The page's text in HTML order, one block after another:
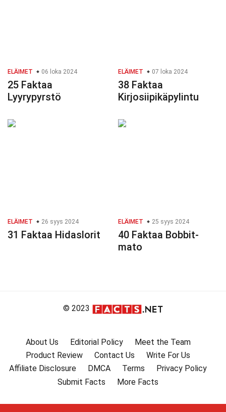
ELÄIMET 06 loka 2024
25 Faktaa
Lyyrypyrstö
ELÄIMET 07 loka 2024
38 Faktaa
Kirjosiipikäpylintu
ELÄIMET 26 syys 2024
31 Faktaa Hidaslorit
ELÄIMET 25 syys 2024
40 Faktaa Bobbit-
mato
© 2023
About Us Editorial Policy
Meet the Team
Product Review
Contact Us
Write For Us
Affiliate Disclosure
DMCA Terms
Privacy Policy
Submit Facts
More Facts